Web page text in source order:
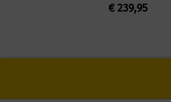
€239,95